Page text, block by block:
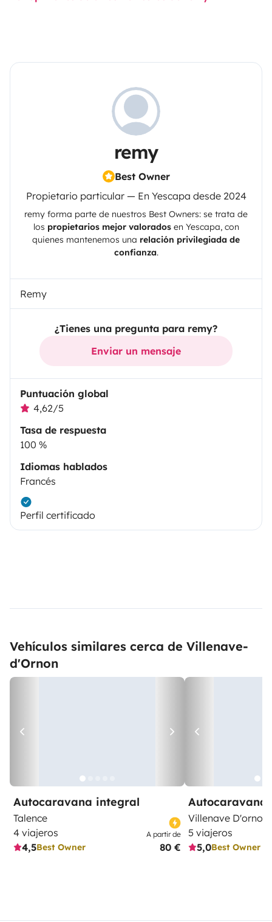
remy
Best Owner
Propietario particular — En Yescapa desde 2024
remy forma parte de nuestros Best Owners: se trata de
los propietarios mejor valoradosen Yescapa, con
quienes mantenemos una relación privilegiada de
confianza.
Remy
¿Tienes una pregunta para remy?
Enviar un mensaje
Puntuación global
4,62/5
Tasa de respuesta
100 %
Idiomas hablados
Francés
Perfil certificado
Vehículos similares cerca de Villenave-
d'Ornon
Autocaravana integral
Talence
4 viajeros
4,5Best Owner
A partir de
80 €
Autocaravana
Villenave D'ornon
5 viajeros
5,0Best Owner